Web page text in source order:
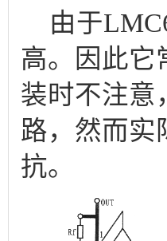
由于
高。因此它
装时不注意
路，然而实
抗。